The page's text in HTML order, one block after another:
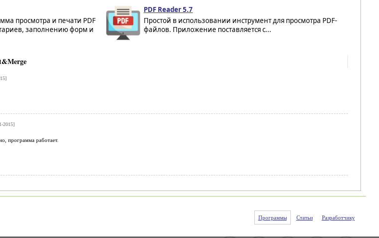
просмотра и печати PDF
заполнению форм и
PDF Reader 5.7
Простой в использовании инструмент для просмотра PDF-
файлов. Приложение поставляется с...
2015]
программа работает.
Программы Статьи Разработчику